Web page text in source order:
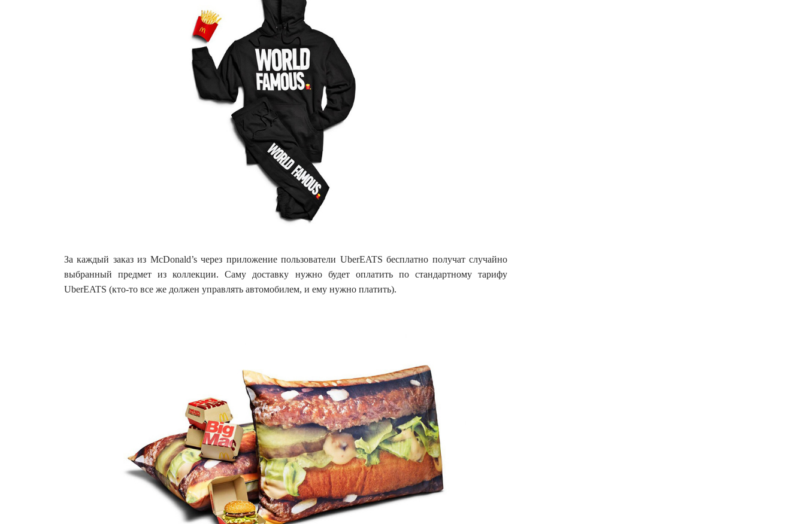
За каждый заказ из McDonald’s через приложение пользователи UberEATS бесплатно получат случайно
выбранный предмет из коллекции. Саму доставку нужно будет оплатить по стандартному тарифу
UberEATS (кто-то все же должен управлять автомобилем, и ему нужно платить).